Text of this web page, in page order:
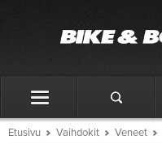
Etusivu Vaihdokit Veneet